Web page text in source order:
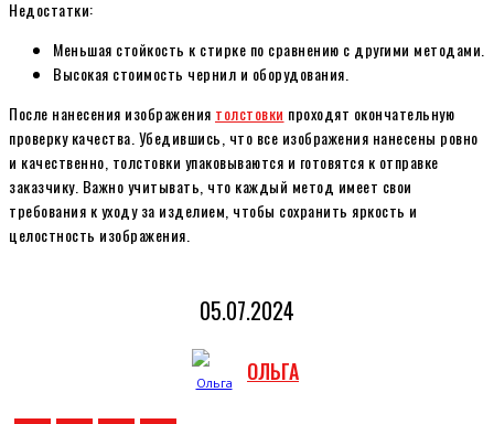
Недостатки:
Меньшая стойкость к стирке по сравнению с другими методами.
Высокая стоимость чернил и оборудования.
После нанесения изображения толстовки проходят окончательную
проверку качества. Убедившись, что все изображения нанесены ровно
и качественно, толстовки упаковываются и готовятся к отправке
заказчику. Важно учитывать, что каждый метод имеет свои
требования к уходу за изделием, чтобы сохранить яркость и
целостность изображения.
05.07.2024
ОЛЬГА